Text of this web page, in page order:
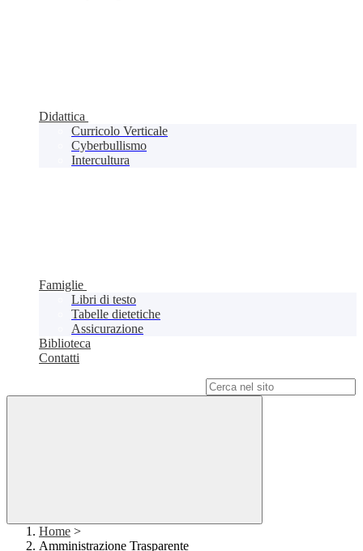
Didattica
Curricolo Verticale
Cyberbullismo
Intercultura
Famiglie
Libri di testo
Tabelle dietetiche
Assicurazione
Biblioteca
Contatti
Home >
Amministrazione Trasparente